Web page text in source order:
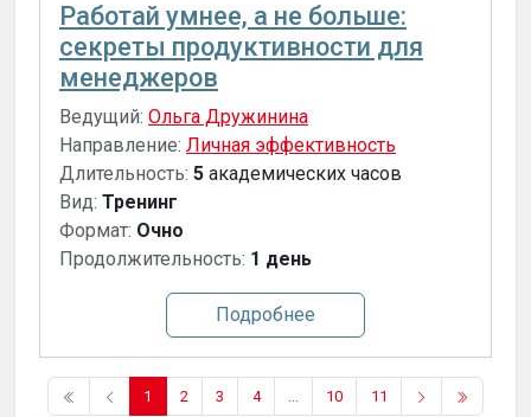
Работай умнее, а не больше:
секреты продуктивности для
менеджеров
Ведущий: Ольга Дружинина
Направление: Личная эффективность
Длительность: 5 академических часов
Вид: Тренинг
Формат: Очно
Продолжительность: 1 день
Подробнее
1 2 3 4 ... 10 11